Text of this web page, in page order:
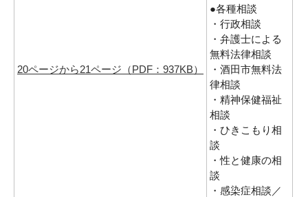
20ページから21ページ（PDF：937KB）
●各種相談
・行政相談
・弁護士による
無料法律相談
・酒田市無料法
律相談
・精神保健福祉
相談
・ひきこもり相
談
・性と健康の相
談
・感染症相談／